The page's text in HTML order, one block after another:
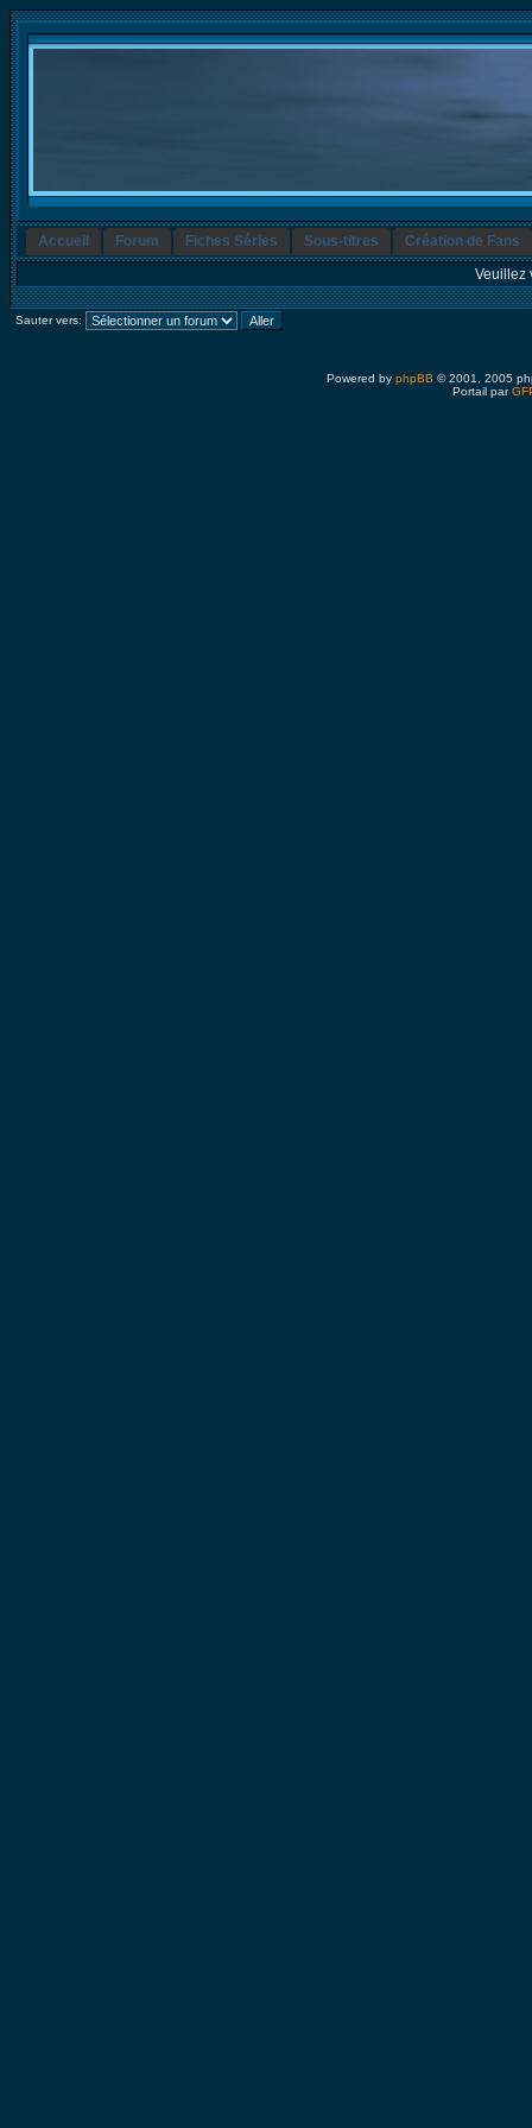
Accueil Forum Fiches Séries Sous-titres
Création de Fans
Veuillez
Sauter vers:
Powered by phpBB © 2001, 2005
Portail par